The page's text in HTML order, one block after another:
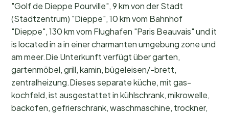
"Golf de Dieppe Pourville", 9 km von der Stadt
(Stadtzentrum) "Dieppe", 10 km vom Bahnhof
"Dieppe", 130 km vom Flughafen "Paris Beauvais" und it
is located in a in einer charmanten umgebung zone und
am meer.Die Unterkunft verfügt über garten,
gartenmöbel, grill, kamin, bügeleisen/-brett,
zentralheizung.Dieses separate küche, mit gas-
kochfeld, ist ausgestattet in kühlschrank, mikrowelle,
backofen, gefrierschrank, waschmaschine, trockner,